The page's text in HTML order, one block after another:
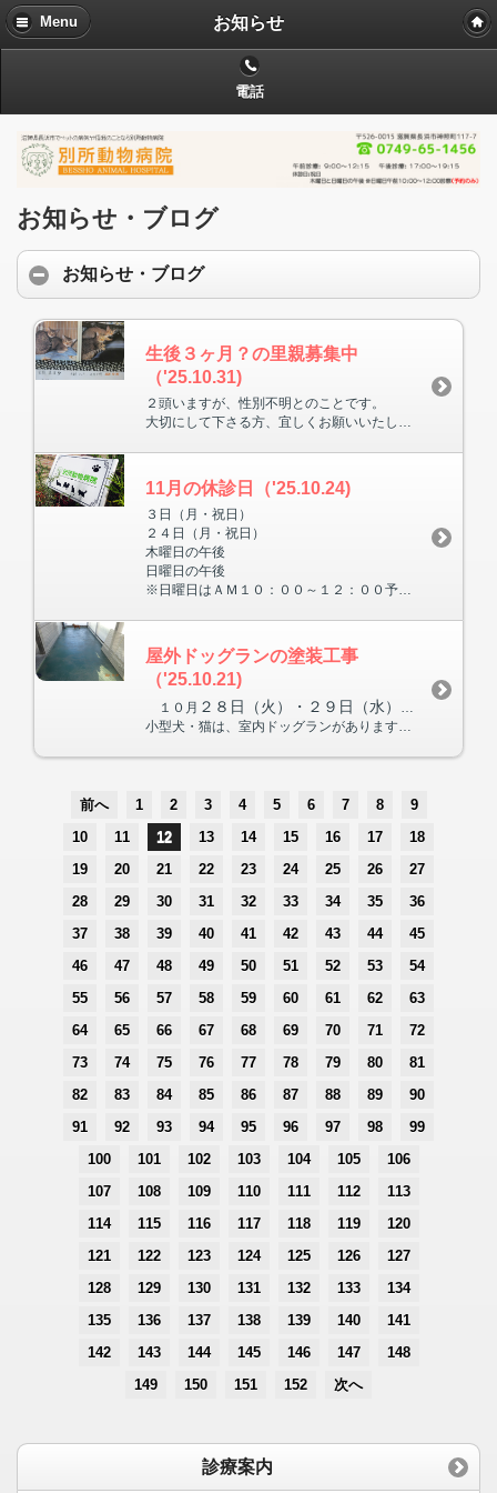
Menu お知らせ
電話
お知らせ・ブログ
お知らせ・ブログ
生後３ヶ月？の里親募集中
（'25.10.31)
２頭いますが、性別不明とのことです。
大切にして下さる方、宜しくお願いいたします。
11月の休診日（'25.10.24)
３日（月・祝日）
２４日（月・祝日）
木曜日の午後
日曜日の午後
※日曜日はＡＭ１０：００～１２：００予約のみとなります。
屋外ドッグランの塗装工事
（'25.10.21)
１０月 ２８日（火）・２９日（水）・３０日（木）
小型犬・猫は、室内ドッグランがありますので、いつも通りお預かりいたします。
前へ 1 2 3 4 5 6 7 8
9
10
11 12 13 14 15 16 17
18
19
20 21 22 23 24 25 26
27
28
29 30 31 32 33 34 35
36
37
38 39 40 41 42 43 44
45
46
47 48 49 50 51 52 53
54
55
56 57 58 59 60 61 62
63
64
65 66 67 68 69 70 71
72
73
74 75 76 77 78 79 80
81
82
83 84 85 86 87 88 89
90
91
92 93 94 95 96 97 98
99
100
101 102 103 104 105
106
107
108 109 110 111 112
113
114
115 116 117 118 119
120
121
122 123 124 125 126
127
128
129 130 131 132 133
134
135
136 137 138 139 140
141
142
143 144 145 146 147
148
149
150 151 152 次へ
診療案内